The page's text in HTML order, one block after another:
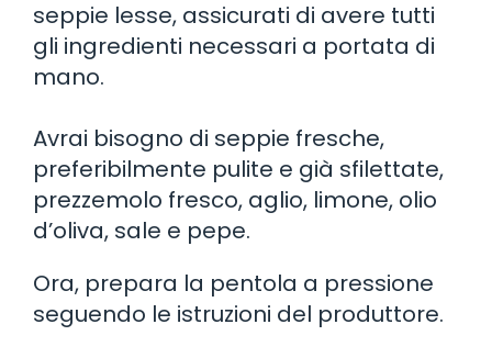
seppie lesse, assicurati di avere tutti
gli ingredienti necessari a portata di
mano.
Avrai bisogno di seppie fresche,
preferibilmente pulite e già sfilettate,
prezzemolo fresco, aglio, limone, olio
d’oliva, sale e pepe.
Ora, prepara la pentola a pressione
seguendo le istruzioni del produttore.